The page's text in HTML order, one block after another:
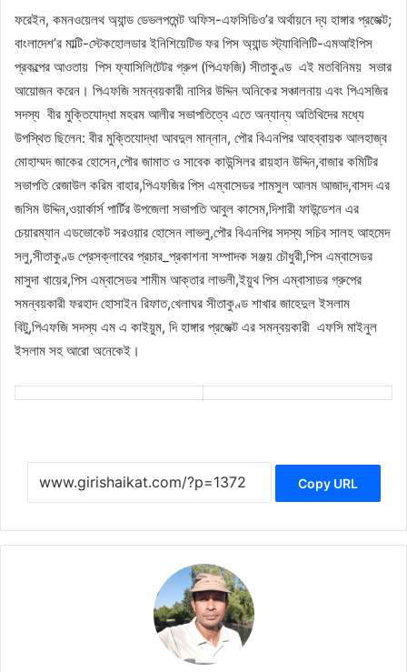
ফরেইন, কমনওয়েলথ অ্যান্ড ডেভলপমেন্ট অফিস-এফসিডিও’র অর্থায়নে দ্য হাঙ্গার প্রজেক্ট;
বাংলাদেশ’র মাল্টি-স্টেকহোলডার ইনিশিয়েটিভ ফর পিস অ্যান্ড স্ট্যাবিলিটি-এমআইপিস
প্রকল্পের আওতায় পিস ফ্যাসিলিটেটর গ্রুপ (পিএফজি) সীতাকুণ্ড এই মতবিনিময় সভার
আয়োজন করেন। পিএফজি সমন্বয়কারী নাসির উদ্দিন অনিকের সঞ্চালনায় এবং পিএসজির
সদস্য বীর মুক্তিযোদ্ধা মহরম আলীর সভাপতিত্বে এতে অন্যান্য অতিথিদের মধ্যে
উপস্থিত ছিলেন: বীর মুক্তিযোদ্ধা আবদুল মান্নান, পৌর বিএনপির আহব্বায়ক আলহাজ্ব
মোহাম্মদ জাকের হোসেন,পৌর জামাত ও সাবেক কাউন্সিলর রায়হান উদ্দিন,বাজার কমিটির
সভাপতি রেজাউল করিম বাহার,পিএফজির পিস এম্বাসেডর শামসুল আলম আজাদ,বাসদ এর
জসিম উদ্দিন,ওয়ার্কার্স পার্টির উপজেলা সভাপতি আবুল কাসেম,দিশারী ফাউন্ডেশন এর
চেয়ারম্যান এডভোকেট সরওয়ার হোসেন লাভলু,পৌর বিএনপির সদস্য সচিব সালহ আহমেদ
সলু,সীতাকুণ্ড প্রেসক্লাবের প্রচার_প্রকাশনা সম্পাদক সঞ্জয় চৌধুরী,পিস এম্বাসেডর
মাসুদা খায়ের,পিস এম্বাসেডর শামীম আক্তার লাভলী,ইয়ুথ পিস এম্বাসাডর গ্রুপের
সমন্বয়কারী ফরহাদ হোসাইন রিফাত,খেলাঘর সীতাকুণ্ড শাখার জাহেদুল ইসলাম
বিটু,পিএফজি সদস্য এম এ কাইয়ুম, দি হাঙ্গার প্রজেক্ট এর সমন্বয়কারী এফসি মাইনুল
ইসলাম সহ আরো অনেকেই।
Copy URL